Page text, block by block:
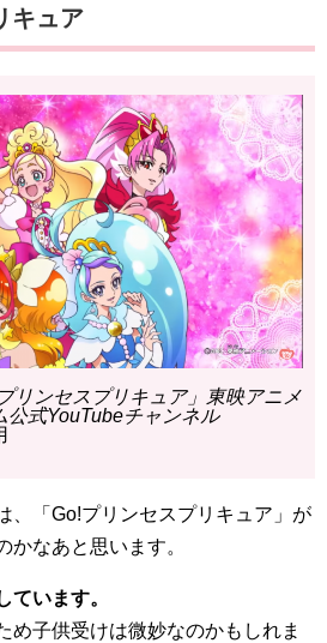
キュア
リンセスプリキュア」東映アニメ
公式YouTubeチャンネル
、「Go!プリンセスプリキュア」が
かなあと思います。
ています。
め子供受けは微妙なのかもしれま